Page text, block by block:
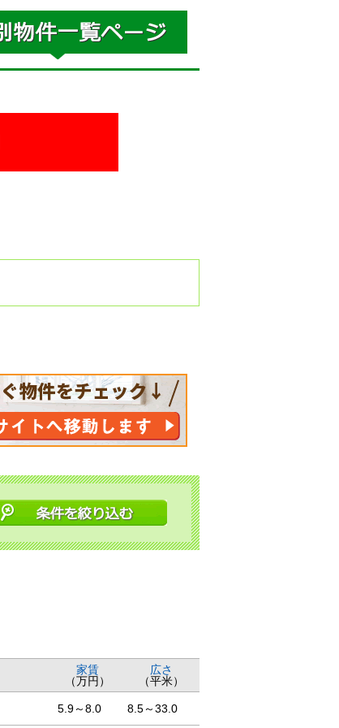
家賃
（万円）
広さ
（平米）
5.9～8.0 8.5～33.0